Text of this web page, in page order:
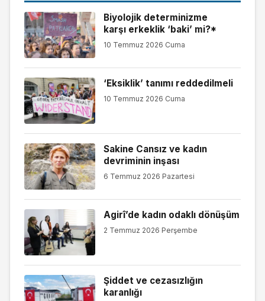
Biyolojik determinizme
karşı erkeklik ‘baki’ mi?*
10 Temmuz 2026 Cuma
‘Eksiklik’ tanımı reddedilmeli
10 Temmuz 2026 Cuma
Sakine Cansız ve kadın
devriminin inşası
6 Temmuz 2026 Pazartesi
Agirî’de kadın odaklı dönüşüm
2 Temmuz 2026 Perşembe
Şiddet ve cezasızlığın
karanlığı